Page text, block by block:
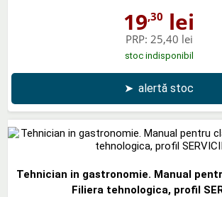
19,30 lei
PRP: 25,40 lei
stoc indisponibil
➤ alertă stoc
Tehnician in gastronomie. Manual
Filiera tehnologica, profil